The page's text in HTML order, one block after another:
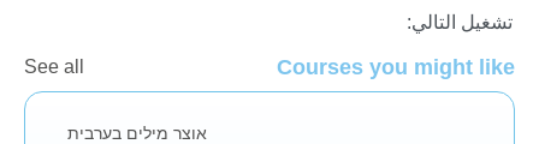
تشغيل التالي:
Courses you might like
See all
אוצר מילים בערבית